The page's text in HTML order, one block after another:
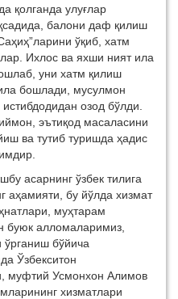
қолганда улуғлар
балони даф қилиш
ўқиб, хатм
Ихлос ва яхши ният ила
уни хатм қилиш
бошлади, мусулмон
озод бўлди.
эътиқод масаласини
ва тутиб туришда ҳадис
асарнинг ўзбек тилига
аҳамияти, бу йўлда хизмат
муҳтарам
буюк алломаларимиз,
бўйича
Ўзбекситон
муфтий Усмонхон Алимов
хизматлари